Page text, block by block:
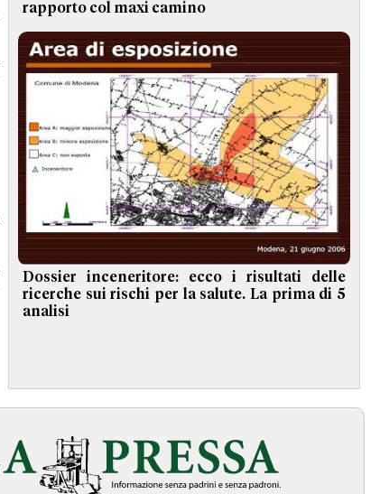
rapporto col maxi camino
Dossier inceneritore: ecco i risultati delle
ricerche sui rischi per la salute. La prima di 5
analisi